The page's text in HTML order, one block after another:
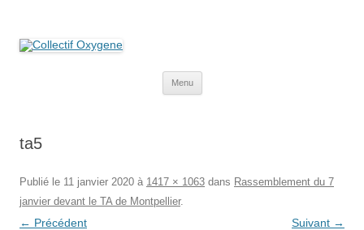
Menu
ta5
Publié le 11 janvier 2020 à 1417 × 1063 dans Rassemblement du 7
janvier devant le TA de Montpellier.
← Précédent Suivant →